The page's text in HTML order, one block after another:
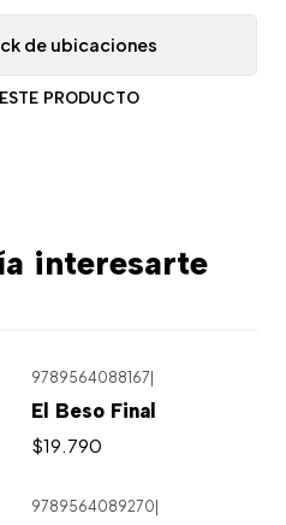
de ubicaciones
PRODUCTO
interesarte
9789564088167
El Beso Final
$19.790
9789564089270